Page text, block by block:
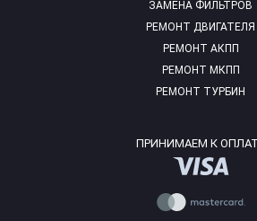
ЗАМЕНА ФИЛЬТРОВ
РЕМОНТ ДВИГАТЕЛЯ
РЕМОНТ АКПП
РЕМОНТ МКПП
РЕМОНТ ТУРБИН
ПРИНИМАЕМ К